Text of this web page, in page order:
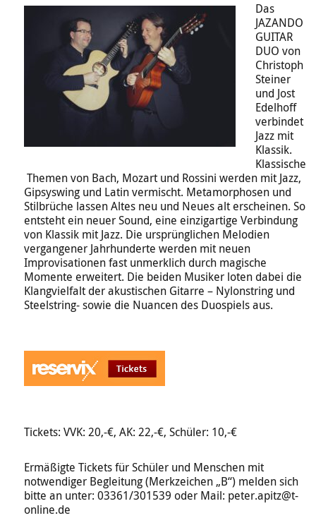
Das
JAZANDO
GUITAR
DUO von
Christoph
Steiner
und Jost
Edelhoff
verbindet
Jazz mit
Klassik.
Klassische
Themen von Bach, Mozart und Rossini werden mit Jazz,
Gipsyswing und Latin vermischt. Metamorphosen und
Stilbrüche lassen Altes neu und Neues alt erscheinen. So
entsteht ein neuer Sound, eine einzigartige Verbindung
von Klassik mit Jazz. Die ursprünglichen Melodien
vergangener Jahrhunderte werden mit neuen
Improvisationen fast unmerklich durch magische
Momente erweitert. Die beiden Musiker loten dabei die
Klangvielfalt der akustischen Gitarre – Nylonstring und
Steelstring- sowie die Nuancen des Duospiels aus.
Tickets: VVK: 20,-€, AK: 22,-€, Schüler: 10,-€
Ermäßigte Tickets für Schüler und Menschen mit
notwendiger Begleitung (Merkzeichen „B“) melden sich
bitte an unter: 03361/301539 oder Mail: peter.apitz@t-
online.de